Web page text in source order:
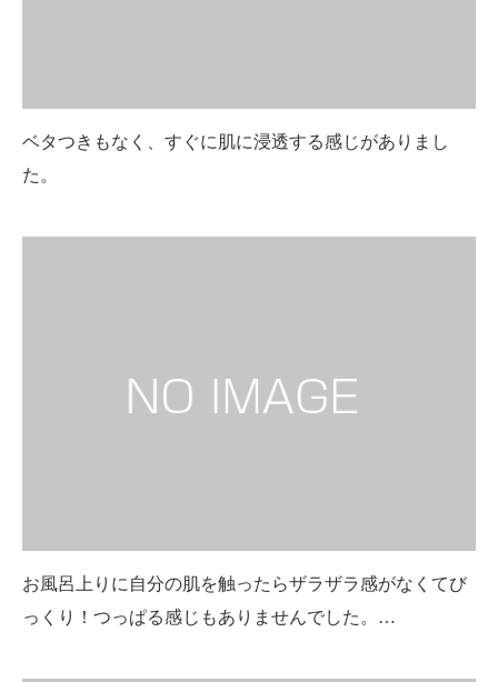
ベタつきもなく、すぐに肌に浸透する感じがありまし
た。
お風呂上りに自分の肌を触ったらザラザラ感がなくてび
っくり！つっぱる感じもありませんでした。…